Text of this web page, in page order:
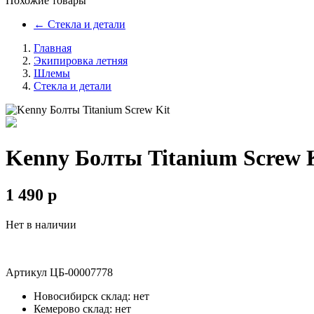
← Стекла и детали
Главная
Экипировка летняя
Шлемы
Стекла и детали
Kenny Болты Titanium Screw
1 490 p
Нет в наличии
Артикул ЦБ-00007778
Новосибирск склад: нет
Кемерово склад: нет